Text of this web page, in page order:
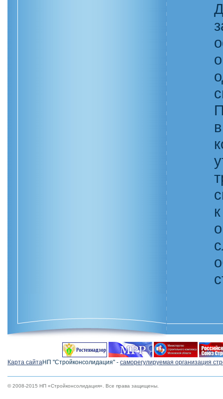
Карта сайтаНП "Стройконсолидация" - cаморегулируемая организация
© 2008-2015 НП «Стройконсолидация». Все права защищены.